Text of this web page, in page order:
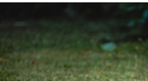
r
o
g
u